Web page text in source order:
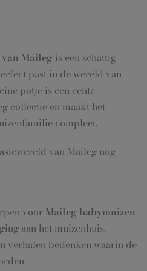
Maileg is een schattig
past in de wereld van
potje is een echte
collectie en maakt het
compleet.
van Maileg nog
voor Maileg babymuizen
aan het muizenhuis.
verhalen bedenken waarin de